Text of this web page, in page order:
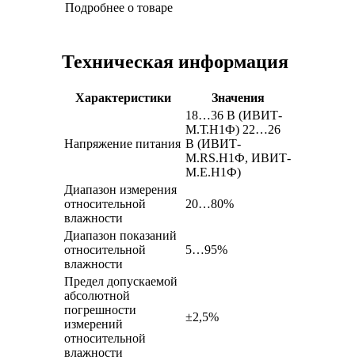
Подробнее о товаре
Техническая информация
Характеристики Значения
Напряжение питания
18…36 В (ИВИТ-
М.Т.Н1Ф) 22…26
В (ИВИТ-
М.RS.Н1Ф, ИВИТ-
М.E.Н1Ф)
Диапазон измерения
относительной
влажности
20…80%
Диапазон показаний
относительной
влажности
5…95%
Предел допускаемой
абсолютной
погрешности
измерений
относительной
влажности
±2,5%